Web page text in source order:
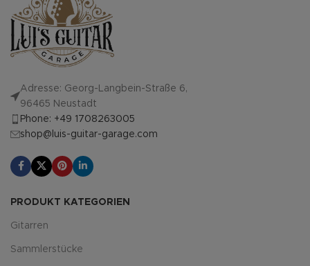
Adresse: Georg-Langbein-Straße 6,
96465 Neustadt
Phone: +49 1708263005
shop@luis-guitar-garage.com
PRODUKT KATEGORIEN
Gitarren
Sammlerstücke